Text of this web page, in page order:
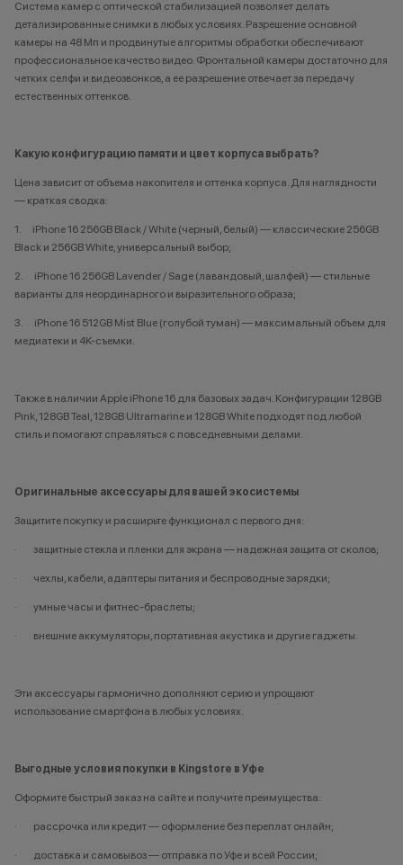
Система камер с оптической стабилизацией позволяет делать
детализированные снимки в любых условиях. Разрешение основной
камеры на 48 Мп и продвинутые алгоритмы обработки обеспечивают
профессиональное качество видео. Фронтальной камеры достаточно для
четких селфи и видеозвонков, а ее разрешение отвечает за передачу
естественных оттенков.
Какую конфигурацию памяти и цвет корпуса выбрать?
Цена зависит от объема накопителя и оттенка корпуса. Для наглядности
— краткая сводка:
1. iPhone 16 256GB Black /White (черный, белый) — классические 256GB
Black и 256GB White, универсальный выбор;
2. iPhone16 256GB Lavender / Sage (лавандовый, шалфей) — стильные
варианты для неординарного и выразительного образа;
3. iPhone16 512GB Mist Blue (голубой туман) — максимальный объем для
медиатеки и 4K-съемки.
Также в наличии Apple iPhone 16 для базовых задач. Конфигурации 128GB
Pink,128GB Teal,128GB Ultramarine и 128GB White подходят под любой
стиль и помогают справляться с повседневными делами.
Оригинальные аксессуары для вашей экосистемы
Защитите покупку и расширьте функционал с первого дня:
· защитные стекла и пленки для экрана — надежная защита от сколов;
· чехлы, кабели, адаптеры питания и беспроводные зарядки;
· умные часы и фитнес-браслеты;
· внешние аккумуляторы, портативная акустика и другие гаджеты.
Эти аксессуары гармонично дополняют серию и упрощают
использование смартфона в любых условиях.
Выгодные условия покупки в Kingstore в Уфе
Оформите быстрый заказ на сайте и получите преимущества:
· рассрочка или кредит — оформление без переплат онлайн;
· доставка и самовывоз — отправка по Уфе и всей России;